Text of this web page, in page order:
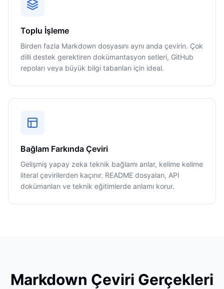
Toplu İşleme
Birden fazla Markdown dosyasını aynı anda çevirin. Çok
dilli destek gerektiren dokümantasyon setleri, GitHub
repoları veya büyük bilgi tabanları için ideal.
Bağlam Farkında Çeviri
Gelişmiş yapay zeka teknik bağlamı anlar, kelime kelime
literal çevirilerden kaçınır. README dosyaları, API
dokümanları ve teknik eğitimlerde anlamı korur.
Markdown Çeviri Gerçekleri